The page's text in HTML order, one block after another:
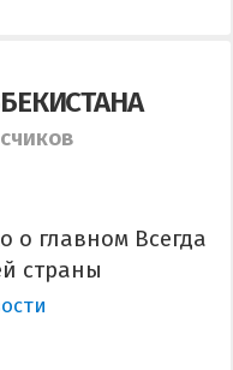
о главном Всегда
страны